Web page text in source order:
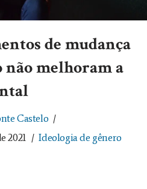
de mudança
não melhoram a
Castelo
2021
Ideologia de gênero